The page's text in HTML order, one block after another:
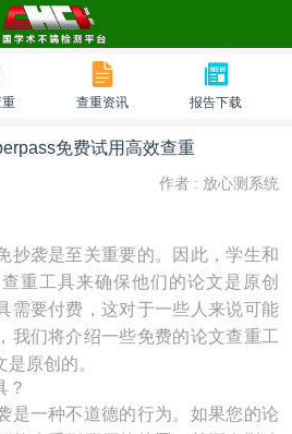
查重资讯 报告下载
免费试用高效查重
作者 : 放心测系统
抄袭是至关重要的。因此，学生和
重工具来确保他们的论文是原创
需要付费，这对于一些人来说可能
我们将介绍一些免费的论文查重工
原创的。
？
是一种不道德的行为。如果您的论